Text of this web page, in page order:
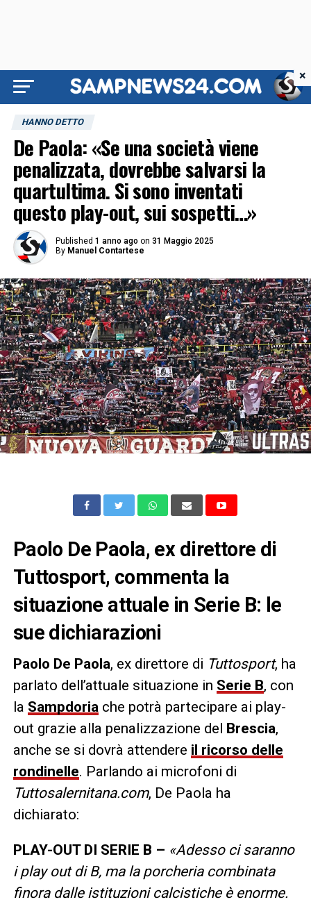
HANNO DETTO
De Paola: «Se una società viene
penalizzata, dovrebbe salvarsi la
quartultima. Si sono inventati
questo play-out, sui sospetti…»
Published 1 anno ago on 31 Maggio 2025
By Manuel Contartese
Paolo De Paola, ex direttore di
Tuttosport, commenta la
situazione attuale in Serie B: le
sue dichiarazioni
Paolo De Paola, ex direttore di Tuttosport, ha
parlato dell’attuale situazione in Serie B, con
la Sampdoriache potrà partecipare ai play-
out grazie alla penalizzazione del Brescia,
anche se si dovrà attendere il ricorso delle
rondinelle. Parlando ai microfoni di
Tuttosalernitana.com, De Paola ha
dichiarato:
PLAY-OUT DI SERIE B – «Adesso ci saranno
i play out di B, ma la porcheria combinata
finora dalle istituzioni calcistiche è enorme.
×